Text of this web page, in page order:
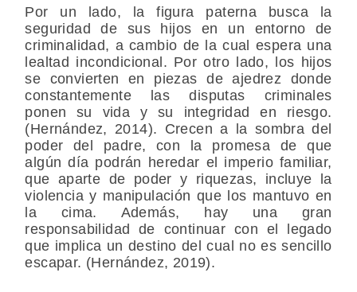
Por un lado, la figura paterna busca la
seguridad de sus hijos en un entorno de
criminalidad, a cambio de la cual espera una
lealtad incondicional. Por otro lado, los hijos
se convierten en piezas de ajedrez donde
constantemente las disputas criminales
ponen su vida y su integridad en riesgo.
(Hernández, 2014). Crecen a la sombra del
poder del padre, con la promesa de que
algún día podrán heredar el imperio familiar,
que aparte de poder y riquezas, incluye la
violencia y manipulación que los mantuvo en
la cima. Además, hay una gran
responsabilidad de continuar con el legado
que implica un destino del cual no es sencillo
escapar. (Hernández, 2019).